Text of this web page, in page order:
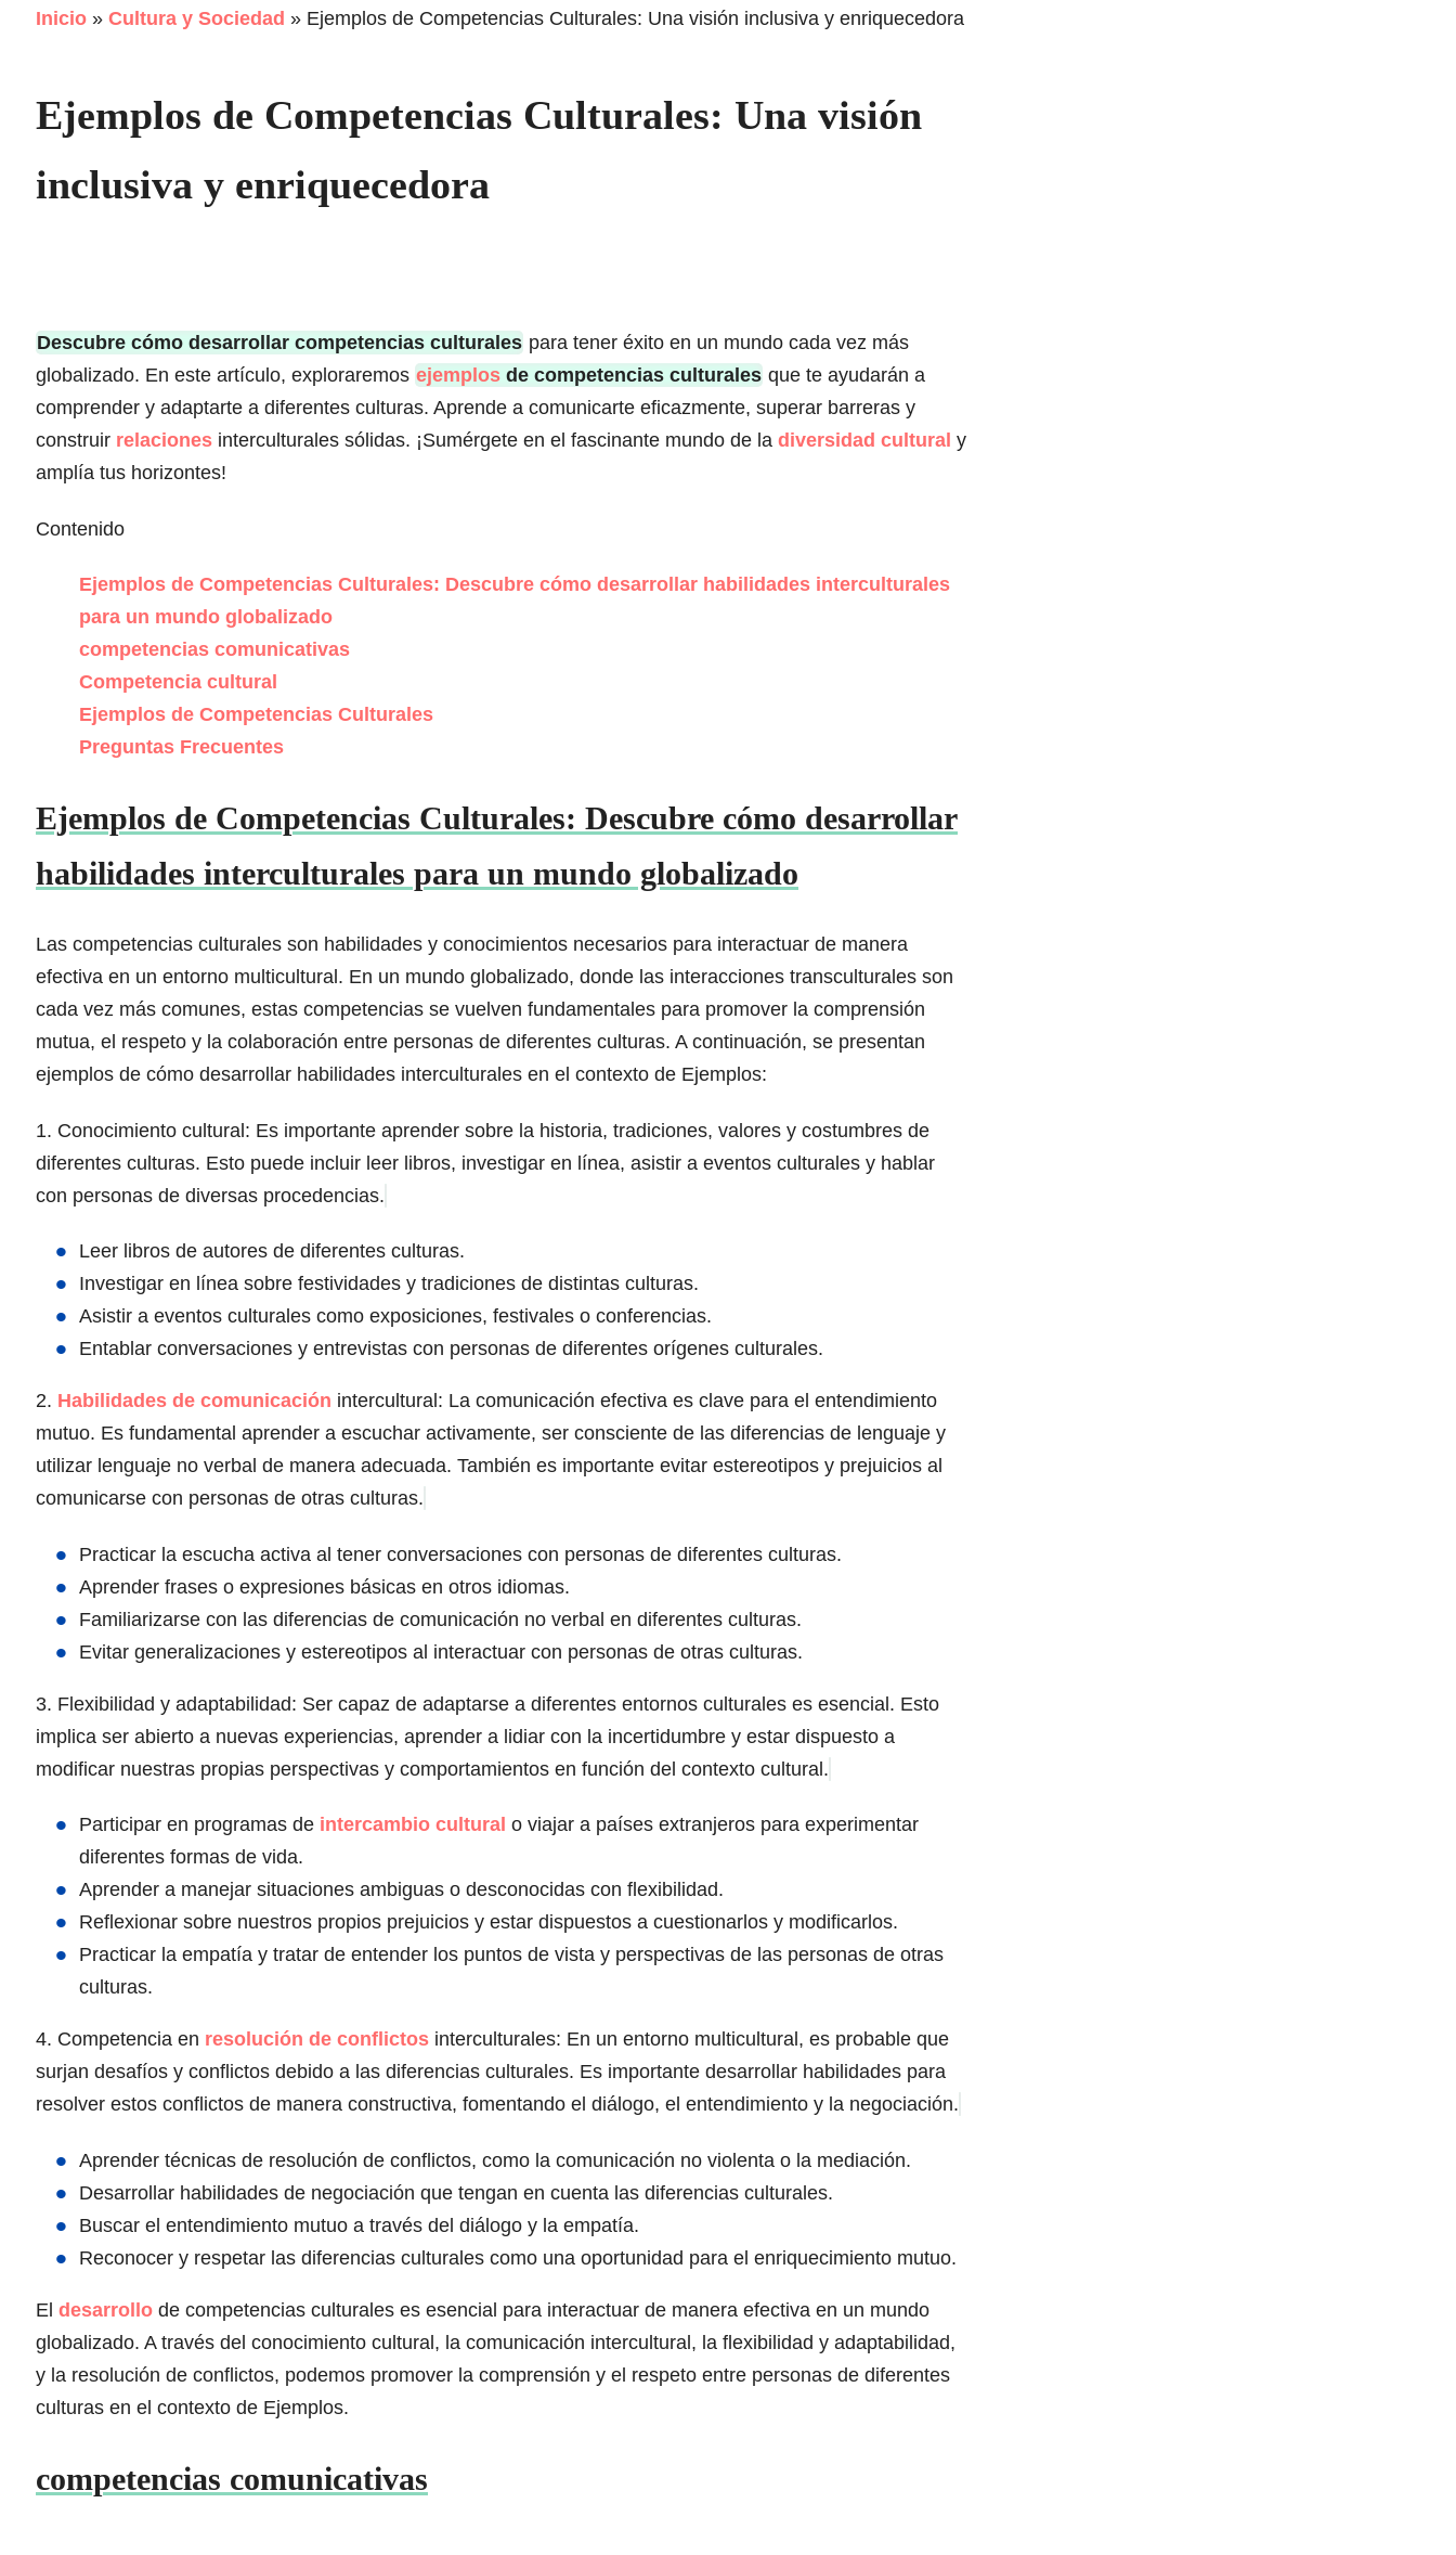
Inicio » Cultura y Sociedad » Ejemplos de Competencias Culturales: Una visión inclusiva y enriquecedora
Ejemplos de Competencias Culturales: Una visión
inclusiva y enriquecedora
Descubre cómo desarrollar competencias culturales para tener éxito en un mundo cada vez más
globalizado. En este artículo, exploraremos ejemplos de competencias culturales que te ayudarán a
comprender y adaptarte a diferentes culturas. Aprende a comunicarte eficazmente, superar barreras y
construir relaciones interculturales sólidas. ¡Sumérgete en el fascinante mundo de la diversidad cultural y
amplía tus horizontes!
Contenido
Ejemplos de Competencias Culturales: Descubre cómo desarrollar habilidades interculturales
para un mundo globalizado
competencias comunicativas
Competencia cultural
Ejemplos de Competencias Culturales
Preguntas Frecuentes
Ejemplos de Competencias Culturales: Descubre cómo desarrollar
habilidades interculturales para un mundo globalizado
Las competencias culturales son habilidades y conocimientos necesarios para interactuar de manera
efectiva en un entorno multicultural. En un mundo globalizado, donde las interacciones transculturales son
cada vez más comunes, estas competencias se vuelven fundamentales para promover la comprensión
mutua, el respeto y la colaboración entre personas de diferentes culturas. A continuación, se presentan
ejemplos de cómo desarrollar habilidades interculturales en el contexto de Ejemplos:
1. Conocimiento cultural: Es importante aprender sobre la historia, tradiciones, valores y costumbres de
diferentes culturas. Esto puede incluir leer libros, investigar en línea, asistir a eventos culturales y hablar
con personas de diversas procedencias.
Leer libros de autores de diferentes culturas.
Investigar en línea sobre festividades y tradiciones de distintas culturas.
Asistir a eventos culturales como exposiciones, festivales o conferencias.
Entablar conversaciones y entrevistas con personas de diferentes orígenes culturales.
2. Habilidades de comunicación intercultural: La comunicación efectiva es clave para el entendimiento
mutuo. Es fundamental aprender a escuchar activamente, ser consciente de las diferencias de lenguaje y
utilizar lenguaje no verbal de manera adecuada. También es importante evitar estereotipos y prejuicios al
comunicarse con personas de otras culturas.
Practicar la escucha activa al tener conversaciones con personas de diferentes culturas.
Aprender frases o expresiones básicas en otros idiomas.
Familiarizarse con las diferencias de comunicación no verbal en diferentes culturas.
Evitar generalizaciones y estereotipos al interactuar con personas de otras culturas.
3. Flexibilidad y adaptabilidad: Ser capaz de adaptarse a diferentes entornos culturales es esencial. Esto
implica ser abierto a nuevas experiencias, aprender a lidiar con la incertidumbre y estar dispuesto a
modificar nuestras propias perspectivas y comportamientos en función del contexto cultural.
Participar en programas de intercambio cultural o viajar a países extranjeros para experimentar
diferentes formas de vida.
Aprender a manejar situaciones ambiguas o desconocidas con flexibilidad.
Reflexionar sobre nuestros propios prejuicios y estar dispuestos a cuestionarlos y modificarlos.
Practicar la empatía y tratar de entender los puntos de vista y perspectivas de las personas de otras
culturas.
4. Competencia en resolución de conflictos interculturales: En un entorno multicultural, es probable que
surjan desafíos y conflictos debido a las diferencias culturales. Es importante desarrollar habilidades para
resolver estos conflictos de manera constructiva, fomentando el diálogo, el entendimiento y la negociación.
Aprender técnicas de resolución de conflictos, como la comunicación no violenta o la mediación.
Desarrollar habilidades de negociación que tengan en cuenta las diferencias culturales.
Buscar el entendimiento mutuo a través del diálogo y la empatía.
Reconocer y respetar las diferencias culturales como una oportunidad para el enriquecimiento mutuo.
El desarrollo de competencias culturales es esencial para interactuar de manera efectiva en un mundo
globalizado. A través del conocimiento cultural, la comunicación intercultural, la flexibilidad y adaptabilidad,
y la resolución de conflictos, podemos promover la comprensión y el respeto entre personas de diferentes
culturas en el contexto de Ejemplos.
competencias comunicativas